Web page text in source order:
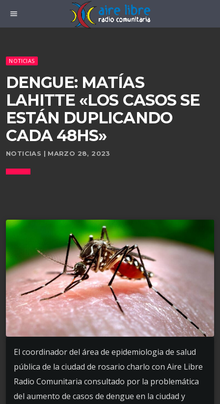
menu
NOTICIAS
DENGUE: MATÍAS
LAHITTE «LOS CASOS SE
ESTÁN DUPLICANDO
CADA 48HS»
NOTICIAS | MARZO 28, 2023
El coordinador del área de epidemiologia de salud
pública de la ciudad de rosario charlo con Aire Libre
Radio Comunitaria consultado por la problemática
del aumento de casos de dengue en la ciudad y